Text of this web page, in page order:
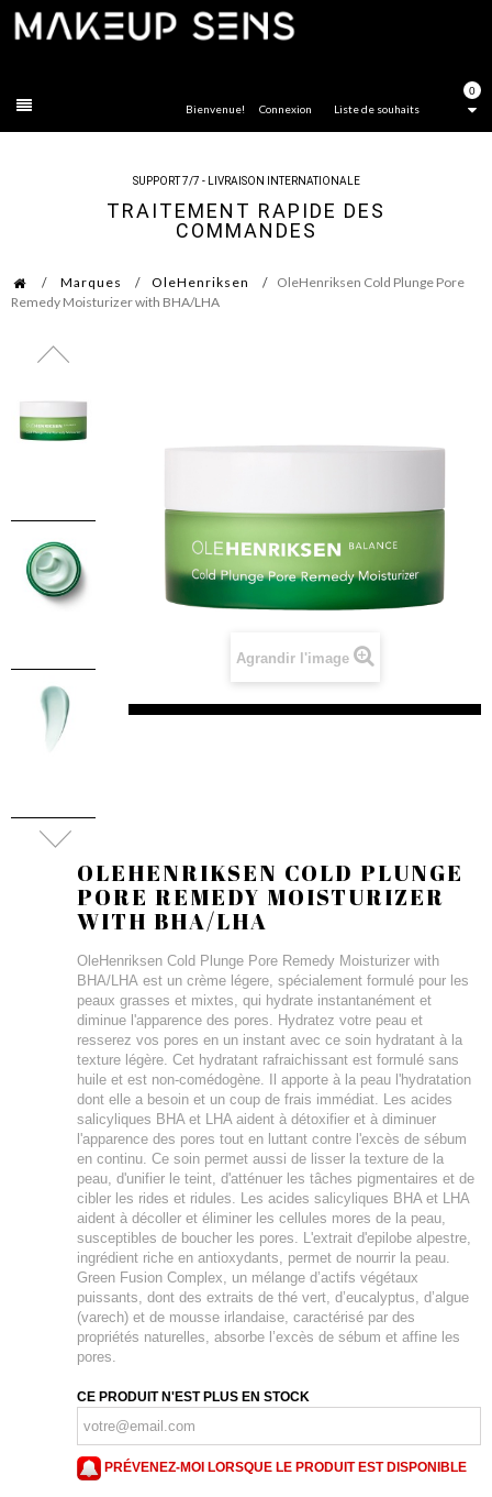
0
Liste de souhaits
Bienvenue! Connexion
SUPPORT 7/7 - LIVRAISON INTERNATIONALE
TRAITEMENT RAPIDE DES
COMMANDES
Marques OleHenriksen
OleHenriksen Cold Plunge Pore
Remedy Moisturizer with BHA/LHA
Agrandir l'image
OLEHENRIKSEN COLD PLUNGE
PORE REMEDY MOISTURIZER
WITH BHA/LHA
OleHenriksen Cold Plunge Pore Remedy Moisturizer with
BHA/LHA est un crème légere, spécialement formulé pour les
peaux grasses et mixtes, qui hydrate instantanément et
diminue l'apparence des pores. Hydratez votre peau et
resserez vos pores en un instant avec ce soin hydratant à la
texture légère. Cet hydratant rafraichissant est formulé sans
huile et est non-comédogène. Il apporte à la peau l'hydratation
dont elle a besoin et un coup de frais immédiat. Les acides
salicyliques BHA et LHA aident à détoxifier et à diminuer
l'apparence des pores tout en luttant contre l'excès de sébum
en continu. Ce soin permet aussi de lisser la texture de la
peau, d'unifier le teint, d'atténuer les tâches pigmentaires et de
cibler les rides et ridules. Les acides salicyliques BHA et LHA
aident à décoller et éliminer les cellules mores de la peau,
susceptibles de boucher les pores. L'extrait d'epilobe alpestre,
ingrédient riche en antioxydants, permet de nourrir la peau.
Green Fusion Complex, un mélange d’actifs végétaux
puissants, dont des extraits de thé vert, d’eucalyptus, d’algue
(varech) et de mousse irlandaise, caractérisé par des
propriétés naturelles, absorbe l’excès de sébum et affine les
pores.
CE PRODUIT N'EST PLUS EN STOCK
PRÉVENEZ-MOI LORSQUE LE PRODUIT EST DISPONIBLE